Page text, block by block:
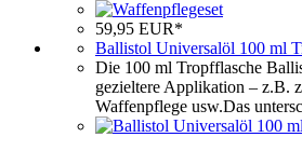
59,95 EUR*
Ballistol Universalöl 100 ml
Die 100 ml Tropfflasche
gezieltere Applikation – z.B.
Waffenpflege usw.Das